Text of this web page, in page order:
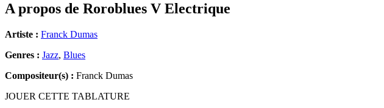
A propos de Roroblues V Electrique
Artiste : Franck Dumas
Genres : Jazz, Blues
Compositeur(s) : Franck Dumas
JOUER CETTE TABLATURE